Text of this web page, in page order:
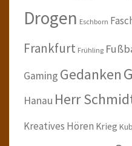
Drogen Eschborn
Frankfurt Frühling
Gaming Gedanken
Hanau Herr
Kreatives Hören Krieg